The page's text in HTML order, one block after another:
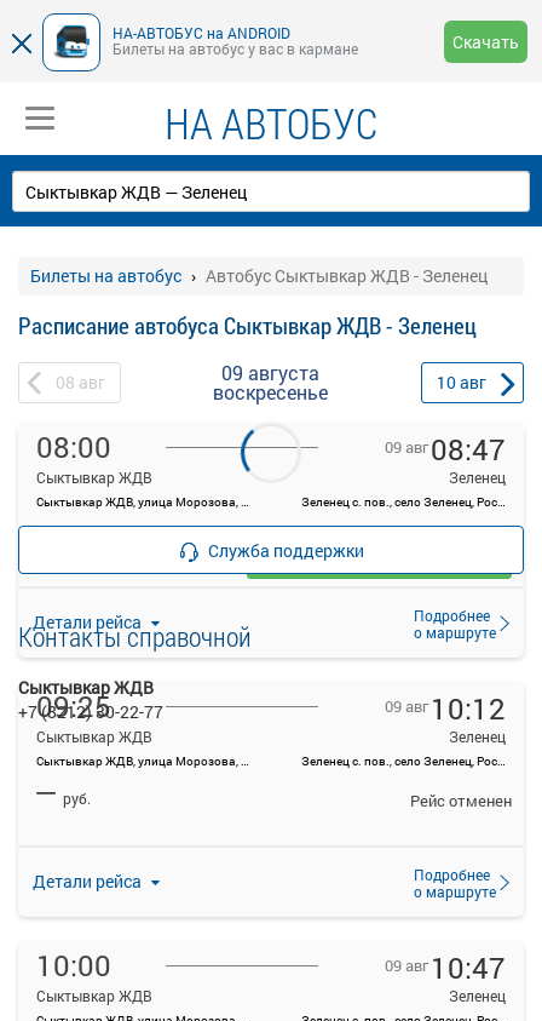
НА-АВТОБУС на ANDROID
Билеты на автобус у вас в кармане
Скачать
НА АВТОБУС
Билеты на автобус Автобус Сыктывкар ЖДВ - Зеленец
Расписание автобуса Сыктывкар ЖДВ - Зеленец
08 авг 09 августа
воскресенье 10авг
08:00
Сыктывкар ЖДВ
Сыктывкар ЖДВ, улица Морозова, 1А
09 авг08:47
Зеленец
Зеленец с. пов., село Зеленец, Россия
Детали рейса
Подробнее
о маршруте
—
Загрузить цену
09:25
Сыктывкар ЖДВ
Сыктывкар ЖДВ, улица Морозова, 1А
09 авг 10:12
Зеленец
Зеленец с. пов., село Зеленец, Россия
Детали рейса
Подробнее
о маршруте
— руб. Рейс отменен
10:00
Сыктывкар ЖДВ
09 авг 10:47
Зеленец
Служба поддержки
Контакты справочной
Сыктывкар ЖДВ
+7 (8212) 30-22-77